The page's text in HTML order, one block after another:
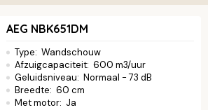
strakke inbouwmodellen tot elegante
een kijkje in ons uitgebreide assortiment
die perfect bij jou past.
AEG NBK651DM
Type: Wandschouw
Afzuigcapaciteit: 600 m3/uur
Geluidsniveau: Normaal - 73 dB
Breedte: 60 cm
Met motor: Ja